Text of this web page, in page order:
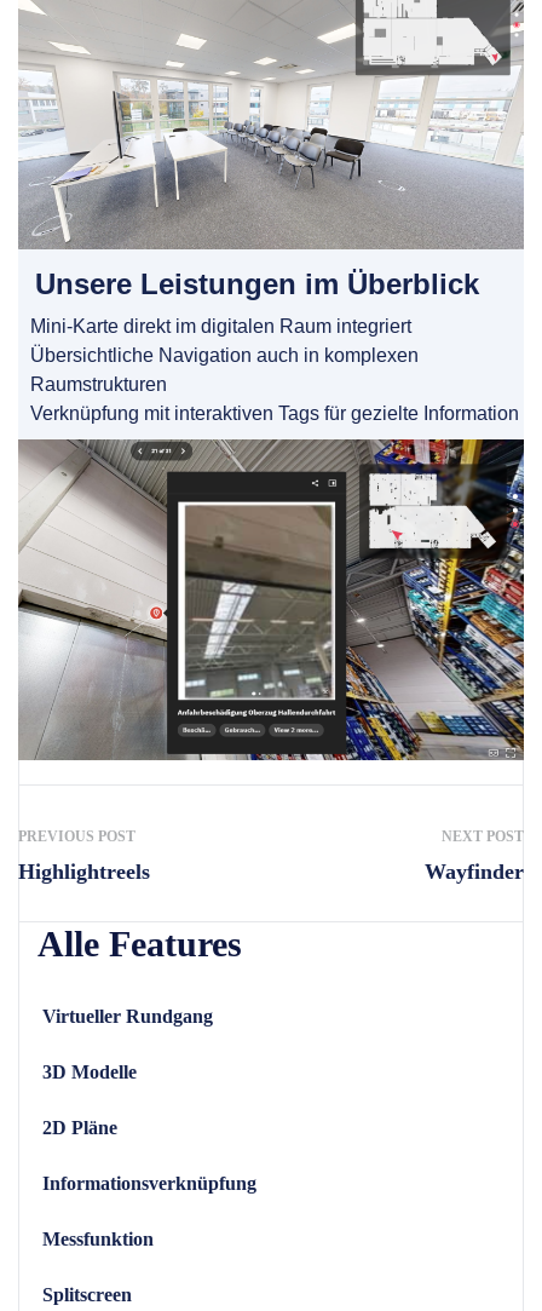
Unsere Leistungen im Überblick
Mini-Karte direkt im digitalen Raum integriert
Übersichtliche Navigation auch in komplexen
Raumstrukturen
Verknüpfung mit interaktiven Tags für gezielte Information
PREVIOUS POST
Highlightreels
NEXT POST
Wayfinder
Alle Features
Virtueller Rundgang
3D Modelle
2D Pläne
Informationsverknüpfung
Messfunktion
Splitscreen